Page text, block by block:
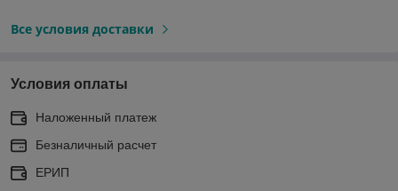
Все условия доставки
Условия оплаты
Наложенный платеж
Безналичный расчет
ЕРИП